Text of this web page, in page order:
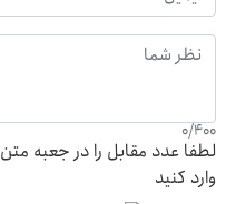
0/400
لطفا عدد مقابل را در جعبه متن
وارد کنید